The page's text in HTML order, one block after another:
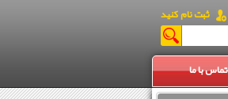
ثبت نام کنید
تماس با ما